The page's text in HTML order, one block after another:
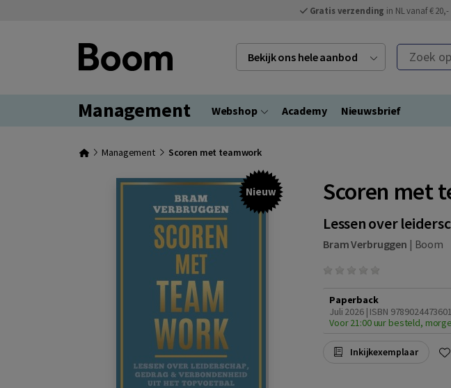
Gratis verzending in NL vanaf € 20,-
Bekijk ons hele aanbod Zoek op
Management Webshop Academy Nieuwsbrief
Management Scoren met teamwork
Scoren met
Lessen over
Bram Verbruggen | Boom
Nieuw
Paperback
Juli 2026 | ISBN
Voor 21:00 uur besteld,
Inkijkexemplaar